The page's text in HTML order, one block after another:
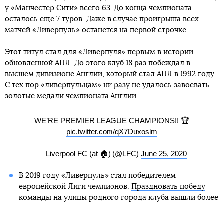
у «Манчестер Сити» всего 63. До конца чемпионата
осталось еще 7 туров. Даже в случае проигрыша всех
матчей «Ливерпуль» останется на первой строчке.
Этот титул стал для «Ливерпуля» первым в истории
обновленной АПЛ. До этого клуб 18 раз побеждал в
высшем дивизионе Англии, который стал АПЛ в 1992 году.
С тех пор «ливерпульцам» ни разу не удалось завоевать
золотые медали чемпионата Англии.
WE’RE PREMIER LEAGUE CHAMPIONS!! 🏆
pic.twitter.com/qX7Duxoslm
— Liverpool FC (at 🏠) (@LFC) June 25, 2020
В 2019 году «Ливерпуль» стал победителем
европейской Лиги чемпионов. Праздновать победу
команды на улицы родного города клуба вышли более